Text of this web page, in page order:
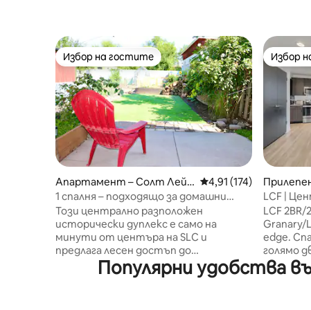
Избор на гостите
Избор на гостите
Апартамент – Солт Лейк
Сити
Средна оценка: 4,91
4,91 (174)
1 спалня – подходящо за домашни
любимци/близо до центъра и ски
курорти
Този централно разположен
исторически дуплекс е само на
минути от центъра на SLC и
предлага лесен достъп до
Конгресния център на Солт Палас,
Vivint Arena, City Creek Mall и Temple
Избор
Избор
ейк
LCF |
2,5 БАНИ
LCF
Granary/
edge.
голямо
+
към
Популярни удобства